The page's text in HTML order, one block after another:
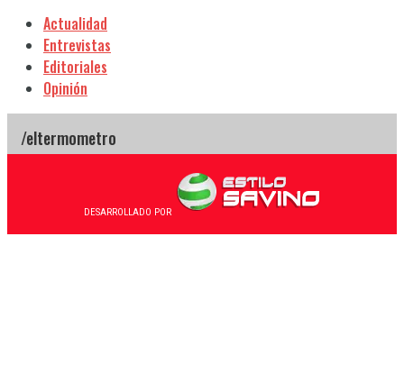
Actualidad
Entrevistas
Editoriales
Opinión
DESARROLLADO POR